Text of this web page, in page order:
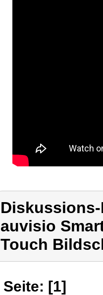
auvisio
Touch
Seite: [1]